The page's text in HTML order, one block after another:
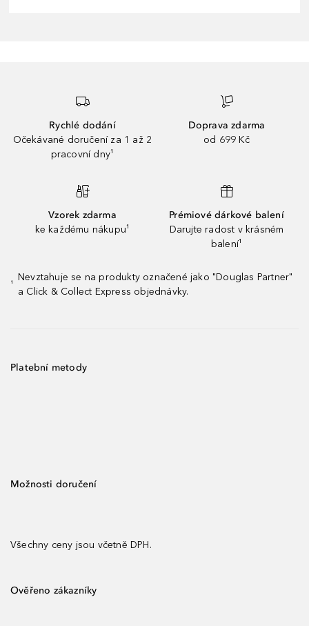
Rychlé dodání
Očekávané doručení za 1 až 2
pracovní dny¹
Doprava zdarma
od 699 Kč
Vzorek zdarma
ke každému nákupu¹
Prémiové dárkové balení
Darujte radost v krásném
balení¹
¹
Nevztahuje se na produkty označené jako "Douglas Partner"
a Click & Collect Express objednávky.
Platební metody
Možnosti doručení
Všechny ceny jsou včetně DPH.
Ověřeno zákazníky